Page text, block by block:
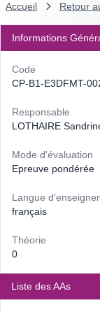
Accueil Retour
Informations
Code
CP-B1-E3DFMT-
Responsable
LOTHAIRE
Mode d'évaluation
Epreuve pondérée
Langue
français
Théorie
0
Liste des AAs